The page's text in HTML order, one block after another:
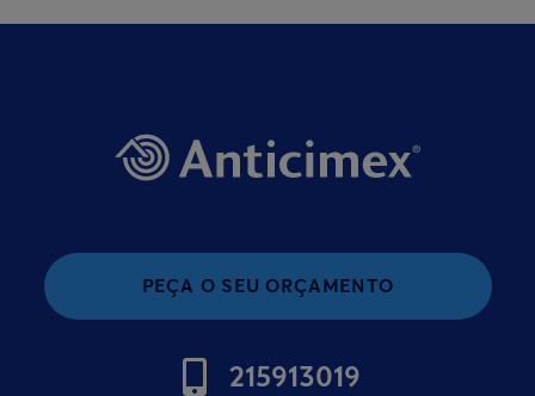
PEÇA O SEU ORÇAMENTO
215913019